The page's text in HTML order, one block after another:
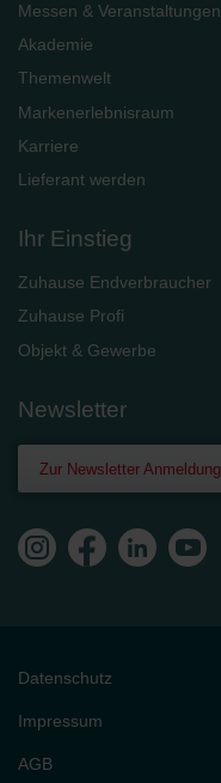
Messen & Veranstaltungen
Akademie
Themenwelt
Markenerlebnisraum
Karriere
Lieferant werden
Ihr Einstieg
Zuhause Endverbraucher
Zuhause Profi
Objekt & Gewerbe
Newsletter
Zur Newsletter Anmeldung
Datenschutz
Impressum
AGB